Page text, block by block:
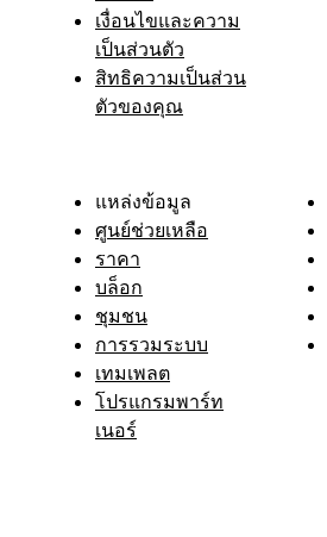
เงื่อนไขและความ
เป็นส่วนตัว
สิทธิความเป็นส่วน
ตัวของคุณ
แหล่งข้อมูล
ศูนย์ช่วยเหลือ
ราคา
บล็อก
ชุมชน
การรวมระบบ
เทมเพลต
โปรแกรมพาร์ท
เนอร์